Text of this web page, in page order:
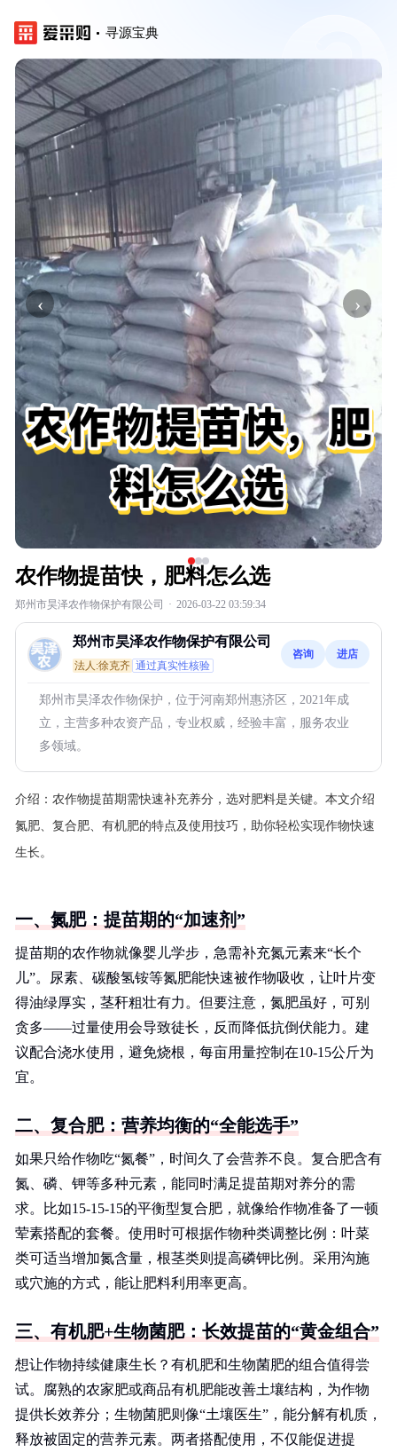
寻源宝典
‹ ›
农作物提苗快，肥料怎么选
郑州市昊泽农作物保护有限公司 · 2026-03-22 03:59:34
郑州市昊泽农作物保护有限公司
法人:徐克齐 通过真实性核验
咨询 进店
郑州市昊泽农作物保护，位于河南郑州惠济区，2021年成
立，主营多种农资产品，专业权威，经验丰富，服务农业
多领域。
介绍： 农作物提苗期需快速补充养分，选对肥料是关键。本文介绍
氮肥、复合肥、有机肥的特点及使用技巧，助你轻松实现作物快速
生长。
一、氮肥：提苗期的“加速剂”
提苗期的农作物就像婴儿学步，急需补充氮元素来“长个
儿”。尿素、碳酸氢铵等氮肥能快速被作物吸收，让叶片变
得油绿厚实，茎秆粗壮有力。但要注意，氮肥虽好，可别
贪多——过量使用会导致徒长，反而降低抗倒伏能力。建
议配合浇水使用，避免烧根，每亩用量控制在10-15公斤为
宜。
二、复合肥：营养均衡的“全能选手”
如果只给作物吃“氮餐”，时间久了会营养不良。复合肥含有
氮、磷、钾等多种元素，能同时满足提苗期对养分的需
求。比如15-15-15的平衡型复合肥，就像给作物准备了一顿
荤素搭配的套餐。使用时可根据作物种类调整比例：叶菜
类可适当增加氮含量，根茎类则提高磷钾比例。采用沟施
或穴施的方式，能让肥料利用率更高。
三、有机肥+生物菌肥：长效提苗的“黄金组合”
想让作物持续健康生长？有机肥和生物菌肥的组合值得尝
试。腐熟的农家肥或商品有机肥能改善土壤结构，为作物
提供长效养分；生物菌肥则像“土壤医生”，能分解有机质，
释放被固定的营养元素。两者搭配使用，不仅能促进提